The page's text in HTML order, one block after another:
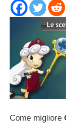
Come migliore